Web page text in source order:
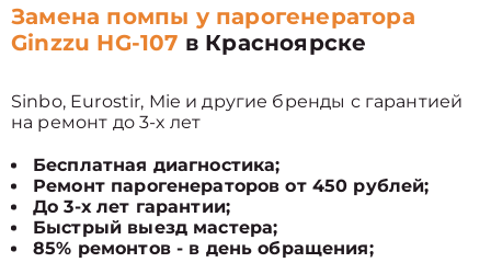
Замена помпы у парогенератора
Ginzzu HG-107 в Красноярске
Sinbo, Eurostir, Mie и другие бренды с гарантией
на ремонт до 3-х лет
Бесплатная диагностика;
Ремонт парогенераторов от 450 рублей;
До 3-х лет гарантии;
Быстрый выезд мастера;
85% ремонтов - в день обращения;